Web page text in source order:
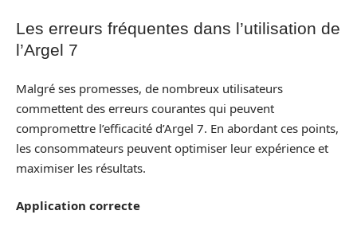
Les erreurs fréquentes dans l’utilisation de
l’Argel 7
Malgré ses promesses, de nombreux utilisateurs
commettent des erreurs courantes qui peuvent
compromettre l’efficacité d’Argel 7. En abordant ces points,
les consommateurs peuvent optimiser leur expérience et
maximiser les résultats.
Application correcte